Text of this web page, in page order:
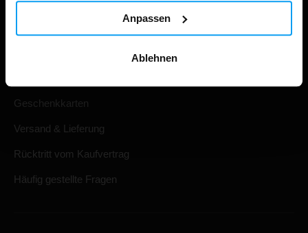
Anpassen
Ablehnen
Geschenkkarten
Versand & Lieferung
Rücktritt vom Kaufvertrag
Häufig gestellte Fragen